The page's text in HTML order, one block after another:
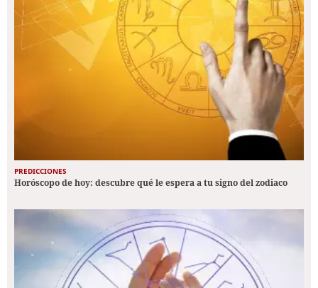
PREDICCIONES
Horóscopo de hoy: descubre qué le espera a tu signo del zodiaco